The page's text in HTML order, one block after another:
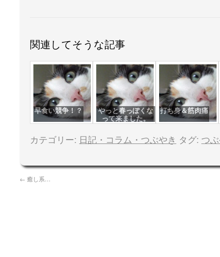
関連してそうな記事
早食い競争！？
やっと春っぽくな
って来ました。
打ち身＆筋肉痛
カテゴリー: 日記・コラム・つぶやき タグ: つ
← 癒し系…